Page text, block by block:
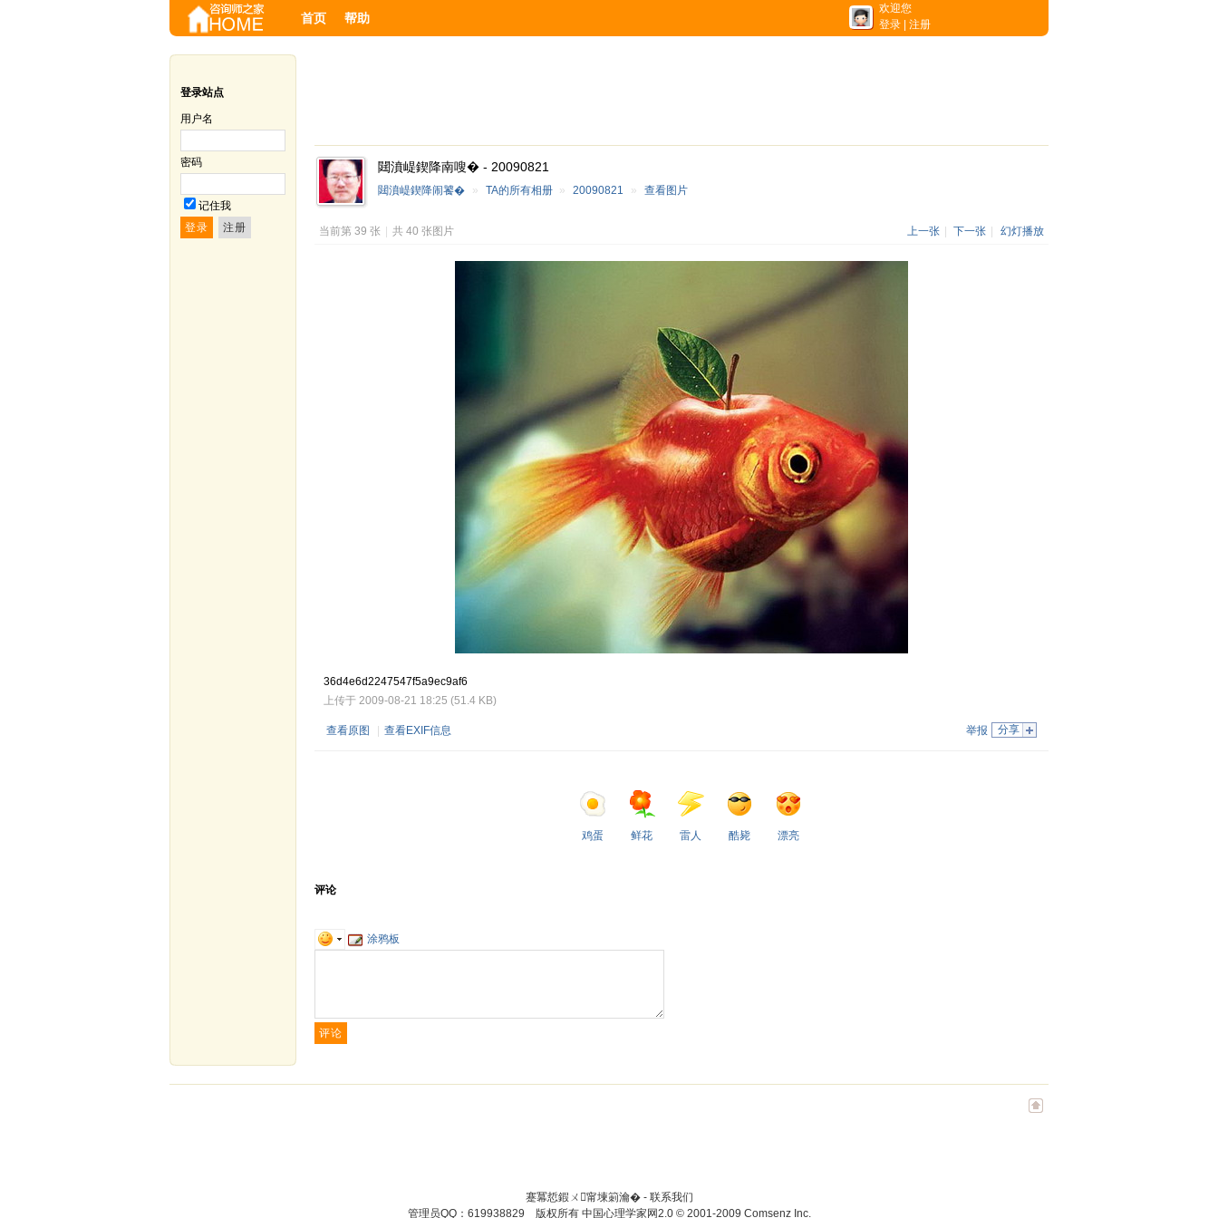
首页 帮助
欢迎您
登录
注册
登录站点
用户名
密码
记住我
閮濆崼鍥降南嗖� - 20090821
閮濆崼鍥降闹饕� » TA的所有相册 » 20090821 » 查看图片
上一张 下一张 幻灯播放
当前第 39 张 共 40 张图片
36d4e6d2247547f5a9ec9af6
上传于 2009-08-21 18:25 (51.4 KB)
查看原图 查看EXIF信息 分享
举报
鸡蛋 鲜花 雷人 酷毙 漂亮
评论
涂鸦板
蹇冪悊鍜ㄨ甯堜箣瀹� - 联系我们
管理员QQ：619938829 版权所有 中国心理学家网2.0© 2001-2009 Comsenz Inc.